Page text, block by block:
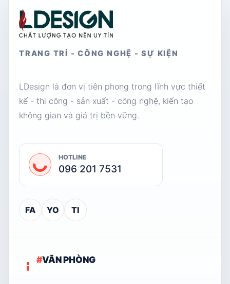
TRANG TRÍ - CÔNG NGHỆ - SỰ KIỆN
LDesign là đơn vị tiên phong trong lĩnh vực thiết
kế - thi công - sản xuất - công nghệ, kiến tạo
không gian và giá trị bền vững.
HOTLINE
096 201 7531
FA YO TI
#VĂN PHÒNG